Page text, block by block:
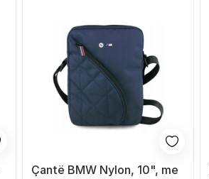
Çantë BMW Nylon, 10", me